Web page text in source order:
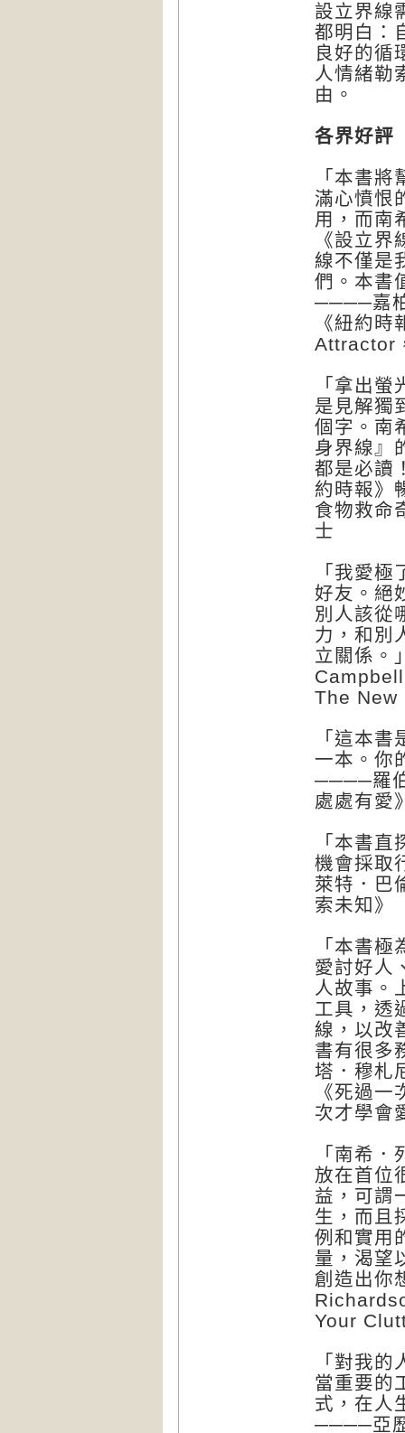
設立界線
都明白：
良好的循
人情緒勒
由。
各界好評
「本書
滿心憤恨
用，而南
《設立
線不僅是
們。本書
────嘉
《紐約
Attractor
「拿出
是見解獨
個字。南
身界線』
都是必讀
約時報》
食物救命
士
「我愛
好友。絕
別人該從
力，和別
立關係。
The New
「這本
一本。你
────羅
處處有愛
「本書
機會採取
萊特．巴
索未知》
「本書
愛討好人
人故事。
工具，透
線，以改
書有很多
塔．穆札
《死過
次才學會
「南希
放在首位
益，可謂
生，而且
例和實用
量，渴望
創造出你
Your
「對我
當重要的
式，在人
────亞